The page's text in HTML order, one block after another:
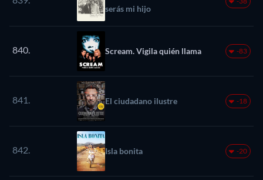
serás mi hijo
840. Scream. Vigila quién llama -83
841. El ciudadano ilustre -18
842. Isla bonita -20